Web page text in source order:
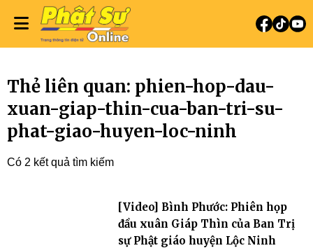
Thẻ liên quan: phien-hop-dau-
xuan-giap-thin-cua-ban-tri-su-
phat-giao-huyen-loc-ninh
Có 2 kết quả tìm kiếm
[Video] Bình Phước: Phiên họp
đầu xuân Giáp Thìn của Ban Trị
sự Phật giáo huyện Lộc Ninh